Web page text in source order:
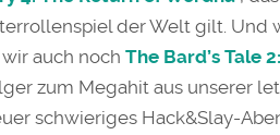
der Welt gilt. Und
auch noch The Bard’s Tale
zum Megahit aus unserer
schwieriges Hack&Slay-